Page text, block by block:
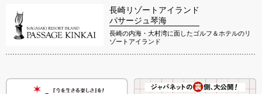
長崎リゾートアイランド
パサージュ琴海
長崎の内海・大村湾に面したゴルフ＆ホテルのリ
ゾートアイランド